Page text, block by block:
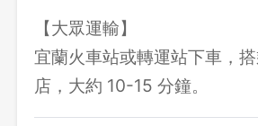
【大眾運輸】
宜蘭火車站或轉運站下車，
店，大約 10-15 分鐘。